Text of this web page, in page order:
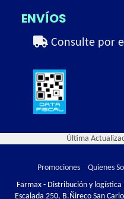
ENVÍOS
Consulte por
Última
Promociones Quienes
Farmax - Distribución y
Escalada 250, B.Ñireco San